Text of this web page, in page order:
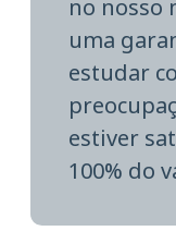
no nosso
uma
estudar
estiver
100% do